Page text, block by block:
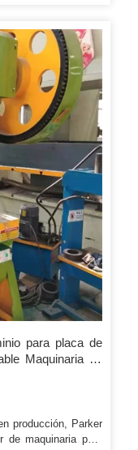
para impulsar una
hacia arriba y
para placa de
Maquinaria de
de utensilios de
producción, Parker
maquinaria para